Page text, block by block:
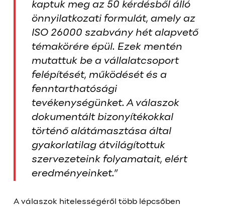
kaptuk meg az 50 kérdésből álló
önnyilatkozati formulát, amely az
ISO 26000 szabvány hét alapvető
témakörére épül. Ezek mentén
mutattuk be a vállalatcsoport
felépítését, működését és a
fenntarthatósági
tevékenységünket. A válaszok
dokumentált bizonyítékokkal
történő alátámasztása által
gyakorlatilag átvilágítottuk
szervezeteink folyamatait, elért
eredményeinket.”
A válaszok hitelességéről több lépcsőben